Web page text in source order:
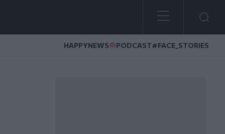
HAPPYNEWS PODCAST#FACE_STORIES